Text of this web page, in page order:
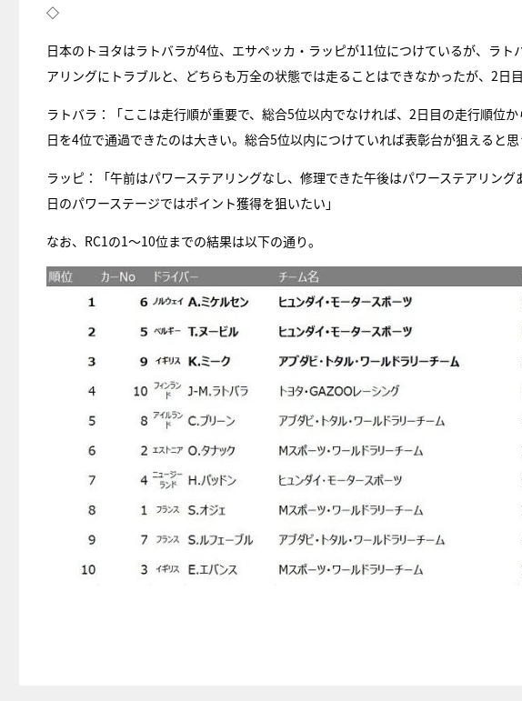
◇
日本のトヨタはラトバラが4位、エサペッカ・ラッピが11位につけているが、ラ
アリングにトラブルと、どちらも万全の状態では走ることはできなかったが、2日
ラトバラ：「ここは走行順が重要で、総合5位以内でなければ、2日目の走行順位
日を4位で通過できたのは大きい。総合5位以内につけていれば表彰台が狙えると思
ラッピ：「午前はパワーステアリングなし、修理できた午後はパワーステアリン
日のパワーステージではポイント獲得を狙いたい」
なお、RC1の1～10位までの結果は以下の通り。